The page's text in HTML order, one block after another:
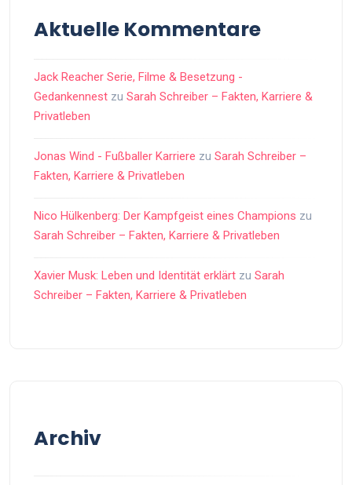
Aktuelle Kommentare
Jack Reacher Serie, Filme & Besetzung -
Gedankennest zu Sarah Schreiber – Fakten, Karriere &
Privatleben
Jonas Wind - Fußballer Karriere zu Sarah Schreiber –
Fakten, Karriere & Privatleben
Nico Hülkenberg: Der Kampfgeist eines Champions zu
Sarah Schreiber – Fakten, Karriere & Privatleben
Xavier Musk: Leben und Identität erklärt zu Sarah
Schreiber – Fakten, Karriere & Privatleben
Archiv